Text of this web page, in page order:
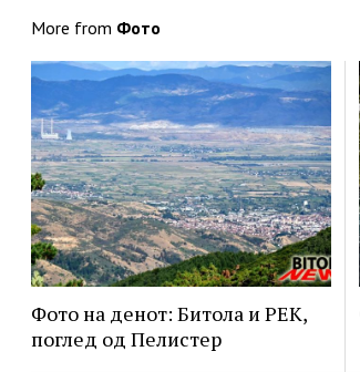
More from Фото
Фото на денот: Битола и РЕК,
поглед од Пелистер